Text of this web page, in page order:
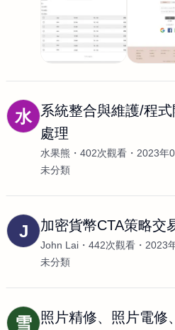
水
系統整合與維護/程
處理
水果熊 402次觀看
2023年
未分類
J 加密貨幣CTA策略交
John Lai 442次觀看
2023
未分類
雪 照片精修、照片電修